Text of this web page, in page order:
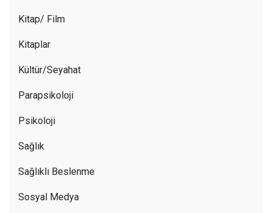
Kitap/ Film
Kitaplar
Kültür/Seyahat
Parapsikoloji
Psikoloji
Sağlık
Sağlıklı Beslenme
Sosyal Medya